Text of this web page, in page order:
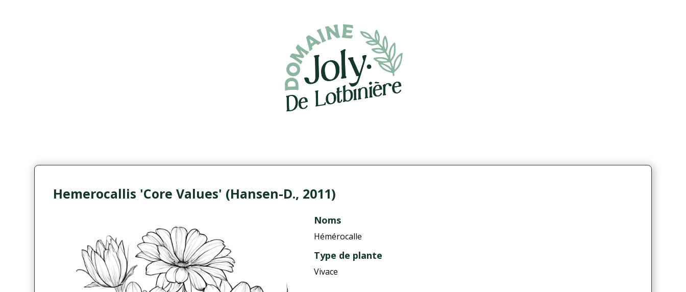
Hemerocallis 'Core Values' (Hansen-D., 2011)
Noms
Hémérocalle
Type de plante
Vivace